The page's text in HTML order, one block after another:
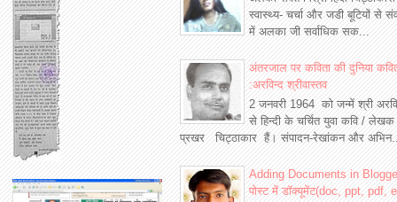
स्वास्थ्य- चर्चा और जडी बूटियों से
में अलका जी सर्वाधिक सक...
अंतरजाल पर कविता की दुनिया
:अरविन्द श्रीवास्तव
2 जनवरी 1964 को जन्में श्री
से हिन्दी के चर्चित युवा कवि /
प्रखर चिट्ठाकार हैं। संपादन-रेखांकन और
Adding Documents in
पोस्ट में डॉक्यूमेंट(doc, ppt, pdf,